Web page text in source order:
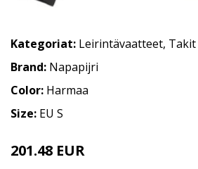
Kategoriat: Leirintävaatteet, Takit
Brand: Napapijri
Color: Harmaa
Size: EU S
201.48 EUR